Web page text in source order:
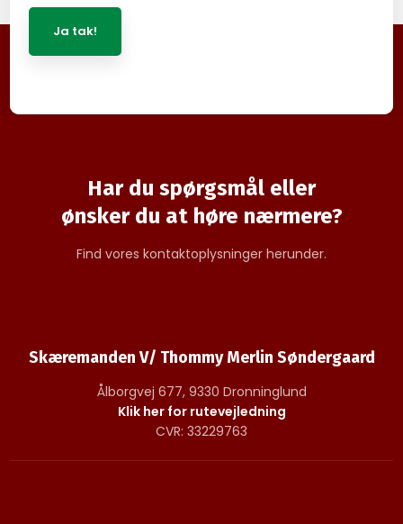
Har du spørgsmål eller
​ønsker du at høre nærmere?
Find vores kontaktoplysninger herunder.
Skæremanden V/ Thommy Merlin Søndergaard
Ålborgvej 677, 9330 Dronninglund
Klik her for rutevejledning
CVR: 33229763